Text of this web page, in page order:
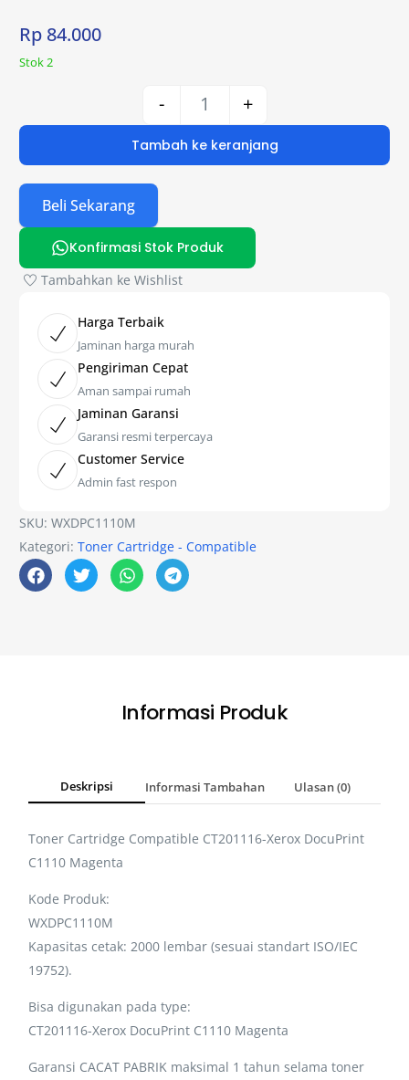
Rp 84.000
Stok 2
- +
Tambah ke keranjang
Beli Sekarang
Konfirmasi Stok Produk
Tambahkan ke Wishlist
Harga Terbaik
Jaminan harga murah
Pengiriman Cepat
Aman sampai rumah
Jaminan Garansi
Garansi resmi terpercaya
Customer Service
Admin fast respon
SKU:WXDPC1110M
Kategori:Toner Cartridge - Compatible
Informasi Produk
Deskripsi Informasi Tambahan Ulasan (0)
Toner Cartridge Compatible CT201116-Xerox DocuPrint
C1110 Magenta
Kode Produk:
WXDPC1110M
Kapasitas cetak: 2000 lembar (sesuai standart ISO/IEC
19752).
Bisa digunakan pada type:
CT201116-Xerox DocuPrint C1110 Magenta
Garansi CACAT PABRIK maksimal 1 tahun selama toner